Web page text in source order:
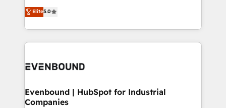
The synergies generated by these integrations,
together with the combination of talents, skills,
to accompany companies on their digital
helps mid-market revenue teams transform how
they sell, market, and serve. We don't just build your
HubSpot—we teach your team to own it, then stay
to help you keep winning. What We Do ⚙️ CRM
Data & Content 📈 Sales & Marketing Alignment +
Agent Creation 🔄 Custom Integrations & Data
Migration Why 1406 We become part of your team.
Elite5.0
Evenbound | HubSpot for Industrial
Companies